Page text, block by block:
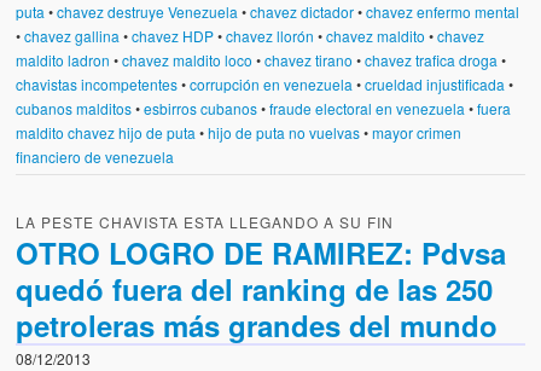
puta •chavez destruye Venezuela •chavez dictador•chavez enfermo mental
•chavez gallina •chavez HDP•chavez llorón •chavez maldito •chavez
maldito ladron •chavez maldito loco •chavez tirano •chavez trafica droga •
chavistas incompetentes•corrupción en venezuela •crueldad injustificada •
cubanos malditos•esbirros cubanos•fraude electoral en venezuela •fuera
maldito chavez hijo de puta •hijo de puta no vuelvas•mayor crimen
financiero de venezuela
LA PESTE CHAVISTA ESTA LLEGANDO A SU FIN
OTRO LOGRO DE RAMIREZ: Pdvsa
quedó fuera del ranking de las 250
petroleras más grandes del mundo
08/12/2013